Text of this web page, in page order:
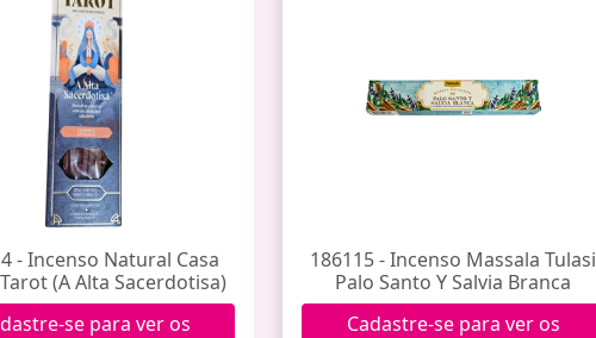
- Incenso Natural Casa
(A Alta Sacerdotisa)
se para ver os
186115 - Incenso Massala Tulasi
Palo Santo Y Salvia Branca
Cadastre-se para ver os